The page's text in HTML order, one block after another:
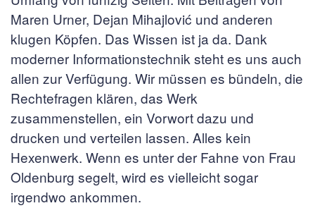
Maren Urner, Dejan Mihajlović und anderen
klugen Köpfen. Das Wissen ist ja da. Dank
moderner Informationstechnik steht es uns auch
allen zur Verfügung. Wir müssen es bündeln, die
Rechtefragen klären, das Werk
zusammenstellen, ein Vorwort dazu und
drucken und verteilen lassen. Alles kein
Hexenwerk. Wenn es unter der Fahne von Frau
Oldenburg segelt, wird es vielleicht sogar
irgendwo ankommen.